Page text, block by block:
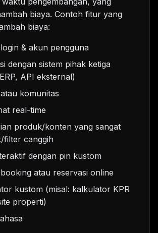
biaya. Contoh fitur yang
biaya:
& akun pengguna
dengan sistem pihak ketiga
API eksternal)
komunitas
real-time
produk/konten yang sangat
filter canggih
dengan pin kustom
atau reservasi online
kustom (misal: kalkulator KPR
properti)